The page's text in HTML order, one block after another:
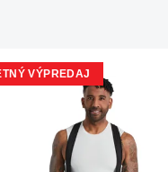
VÝPREDAJ